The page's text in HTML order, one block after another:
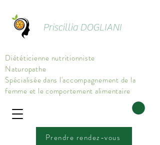
Priscillia DOGLIANI
Prendre rendez-vous
Diététicienne nutritionniste
Naturopathe
Spécialisée dans l'accompagnement de la
femme et le comportement alimentaire